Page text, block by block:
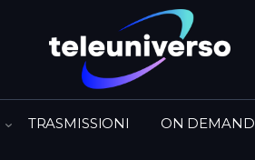
TRASMISSIONI ON DEMAND